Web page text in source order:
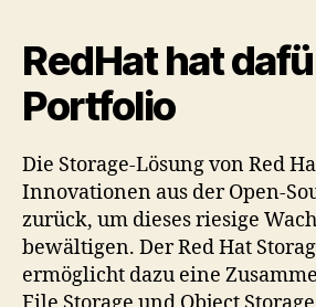
RedHat hat
Portfolio
Die Storage-Lösung von Red
Innovationen aus der Open-
zurück, um dieses riesige
bewältigen. Der Red Hat
ermöglicht dazu eine